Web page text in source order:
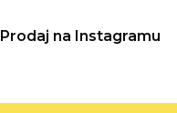
Prodaj na Instagramu